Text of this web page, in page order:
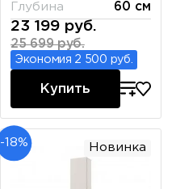
Глубина
60 см
23 199 руб.
25 699 руб.
Экономия 2 500 руб.
Купить
-18% Новинка